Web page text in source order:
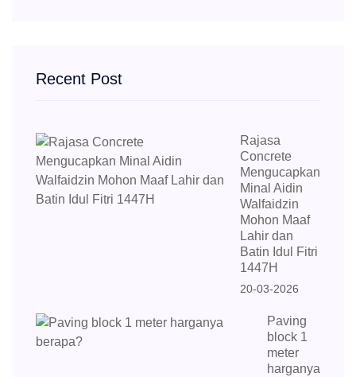
Recent Post
Rajasa
Concrete
Mengucapkan
Minal Aidin
Walfaidzin
Mohon Maaf
Lahir dan
Batin Idul Fitri
1447H
20-03-2026
Paving
block 1
meter
harganya